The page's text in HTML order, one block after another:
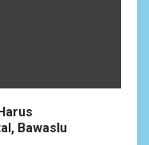
Bawaslu